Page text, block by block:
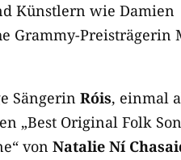
Künstlern wie Damien
Grammy-Preisträgerin
Sängerin Róis, einmal
„Best Original Folk
von Natalie Ní